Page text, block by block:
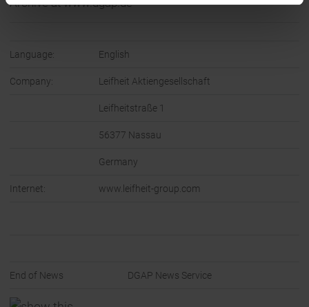
Archive at www.dgap.de
Language: English
Company: Leifheit Aktiengesellschaft
Leifheitstraße 1
56377 Nassau
Germany
Internet: www.leifheit-group.com
End of News DGAP News Service